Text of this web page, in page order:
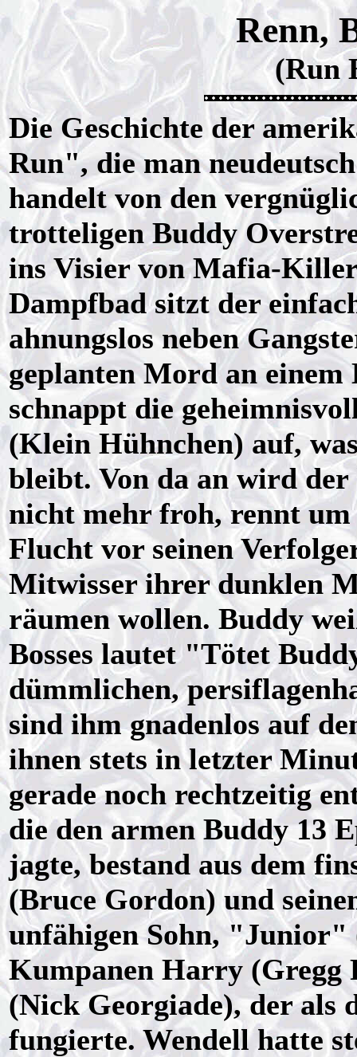
Renn,
(Run
Die Geschichte der
Run", die man
handelt von den
trotteligen Buddy
ins Visier von Mafia-
Dampfbad sitzt der
ahnungslos neben
geplanten Mord an
schnappt die
(Klein Hühnchen) auf,
bleibt. Von da an wird der
nicht mehr froh, rennt
Flucht vor seinen
Mitwisser ihrer dunklen
räumen wollen. Buddy
Bosses lautet "Tötet
dümmlichen,
sind ihm gnadenlos auf
ihnen stets in letzter
gerade noch rechtzeitig
die den armen Buddy 13
jagte, bestand aus dem
(Bruce Gordon) und
unfähigen Sohn, "Junior"
Kumpanen Harry (Gregg
(Nick Georgiade), der
fungierte. Wendell hatte